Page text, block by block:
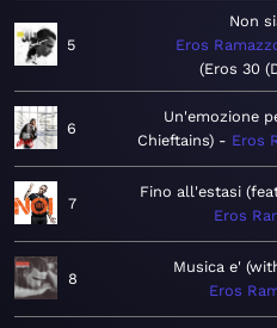
5
Non
Eros
Eros 30
6
Un'emozione
Chieftains)
Eros
7
Fino all'estasi
Eros
8
Musica e'
Eros